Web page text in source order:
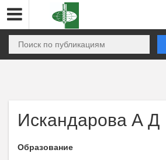
Искандарова А Д
Образование